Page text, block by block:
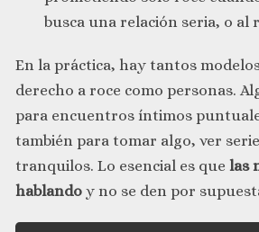
busca una relación seria, o al
En la práctica, hay tantos
derecho a roce como personas.
para encuentros íntimos
también para tomar algo, ver
tranquilos. Lo esencial es que las
hablando y no se den por